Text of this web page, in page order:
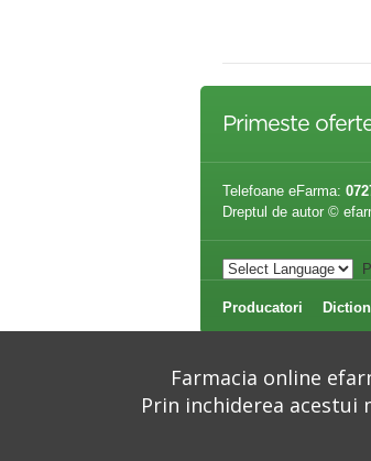
Primeste
Telefoane eFarma:
Dreptul de autor ©
Producatori
Farmacia online
Prin inchiderea acestui